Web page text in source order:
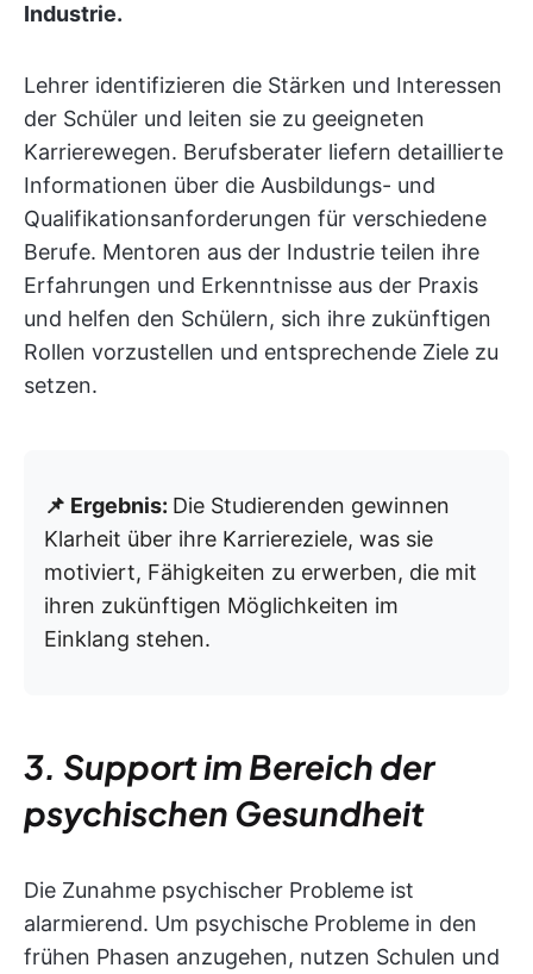
Industrie.
Lehrer identifizieren die Stärken und Interessen
der Schüler und leiten sie zu geeigneten
Karrierewegen. Berufsberater liefern detaillierte
Informationen über die Ausbildungs- und
Qualifikationsanforderungen für verschiedene
Berufe. Mentoren aus der Industrie teilen ihre
Erfahrungen und Erkenntnisse aus der Praxis
und helfen den Schülern, sich ihre zukünftigen
Rollen vorzustellen und entsprechende Ziele zu
setzen.
📌 Ergebnis: Die Studierenden gewinnen
Klarheit über ihre Karriereziele, was sie
motiviert, Fähigkeiten zu erwerben, die mit
ihren zukünftigen Möglichkeiten im
Einklang stehen.
3. Support im Bereich der
psychischen Gesundheit
Die Zunahme psychischer Probleme ist
alarmierend. Um psychische Probleme in den
frühen Phasen anzugehen, nutzen Schulen und